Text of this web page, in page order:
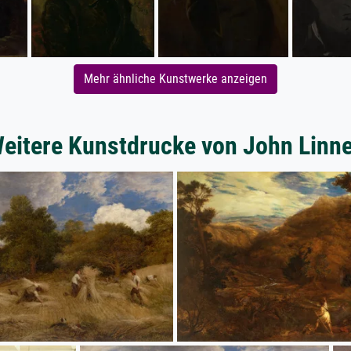
Mehr ähnliche Kunstwerke anzeigen
Kunstdrucke von John